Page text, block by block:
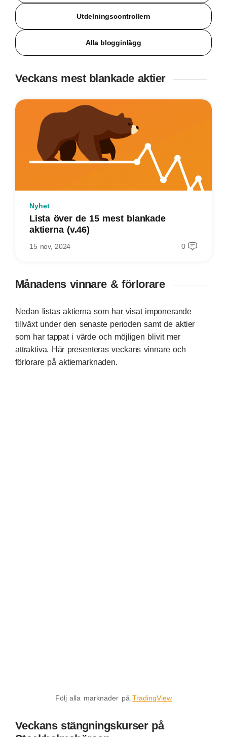
Utdelningscontrollern
Alla blogginlägg
Veckans mest blankade aktier
Nyhet
Lista över de 15 mest blankade
aktierna (v.46)
15 nov, 2024 0
Månadens vinnare & förlorare
Nedan listas aktierna som har visat imponerande
tillväxt under den senaste perioden samt de aktier
som har tappat i värde och möjligen blivit mer
attraktiva. Här presenteras veckans vinnare och
förlorare på aktiemarknaden.
Följ alla marknader påTradingView
Veckans stängningskurser på